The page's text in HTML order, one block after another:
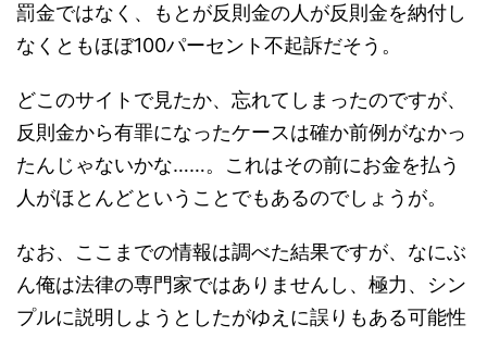
罰金ではなく、もとが反則金の人が反則金を納付し
なくともほぼ100パーセント不起訴だそう。
どこのサイトで見たか、忘れてしまったのですが、
反則金から有罪になったケースは確か前例がなかっ
たんじゃないかな……。これはその前にお金を払う
人がほとんどということでもあるのでしょうが。
なお、ここまでの情報は調べた結果ですが、なにぶ
ん俺は法律の専門家ではありませんし、極力、シン
プルに説明しようとしたがゆえに誤りもある可能性